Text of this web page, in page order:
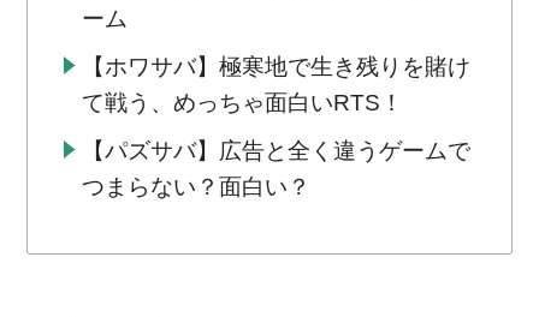
ーム
【ホワサバ】極寒地で生き残りを賭け
て戦う、めっちゃ面白いRTS！
【パズサバ】広告と全く違うゲームで
つまらない？面白い？